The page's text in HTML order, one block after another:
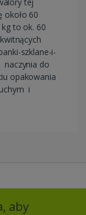
około 60
to ok. 60
szklane-i-
naczynia do
opakowania
i
aby